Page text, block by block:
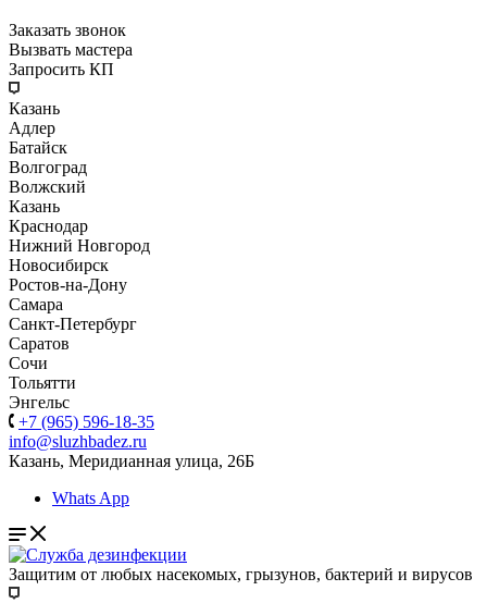
Заказать звонок
Вызвать мастера
Запросить КП
Казань
Адлер
Батайск
Волгоград
Волжский
Казань
Краснодар
Нижний Новгород
Новосибирск
Ростов-на-Дону
Самара
Санкт-Петербург
Саратов
Сочи
Тольятти
Энгельс
+7 (965) 596-18-35
info@sluzhbadez.ru
Казань, Меридианная улица, 26Б
Whats App
Защитим от любых насекомых, грызунов, бактерий и вирусов